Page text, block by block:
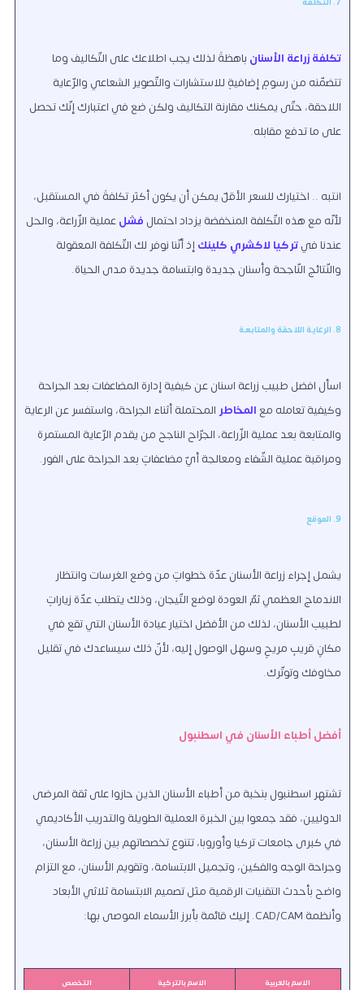
تكلفة زراعة الأسنان باهظةً لذلك يجب اطلاعك على التّكاليف وما
تتضمّنه من رسومٍ إضافيةٍ للاستشارات والتّصوير الشعاعي والرّعاية
اللاحقة، حتّى يمكنك مقارنة التكاليف ولكن ضع في اعتبارك إنّك تحصل
على ما تدفع مقابله.
انتبه .. اختيارك للسعر الأقلّ يمكن أن يكون أكثر تكلفةً في المستقبل،
لأنّه مع هذه التّكلفة المنخفضة يزداد احتمال فشلعملية الزّراعة، والحل
عندنا فيتركيا لاكشري كلينكإذ أنّنا نوفر لك التّكلفة المعقولة
والنّتائج النّاجحة وأسنان جديدة وابتسامة جديدة مدى الحياة.
8. الرعاية اللاحقة والمتابعة
اسأل افضل طبيب زراعة اسنان عن كيفية إدارة المضاعفات بعد الجراحة
وكيفية تعامله مع المخاطر المحتملة أثناء الجراحة، واستفسر عن الرعاية
والمتابعة بعد عملية الزّراعة، الجرّاح الناجح من يقدم الرّعاية المستمرة
ومراقبة عملية الشّفاء ومعالجة أيّ مضاعفاتٍ بعد الجراحة على الفور.
9. الموقع
يشمل إجراء زراعة الأسنان عدّة خطواتٍ من وضع الغرسات وانتظار
الاندماج العظمي ثمّ العودة لوضع التّيجان، وذلك يتطلب عدّة زياراتٍ
لطبيب الأسنان، لذلك من الأفضل اختيار عيادة الأسنان التي تقع في
مكانٍ قريبٍ مريحٍ وسهل الوصول إليه، لأنّ ذلك سيساعدك في تقليل
مخاوفك وتوتّرك.
أفضل أطباء الأسنان في اسطنبول
تشتهر اسطنبول بنخبة من أطباء الأسنان الذين حازوا على ثقة المرضى
الدوليين، فقد جمعوا بين الخبرة العملية الطويلة والتدريب الأكاديمي
في كبرى جامعات تركيا وأوروبا، تتنوع تخصصاتهم بين زراعة الأسنان،
وجراحة الوجه والفكين، وتجميل الابتسامة، وتقويم الأسنان، مع التزام
واضح بأحدث التقنيات الرقمية مثل تصميم الابتسامة ثلاثي الأبعاد
وأنظمة CAD/CAM. إليك قائمة بأبرز الأسماء الموصى بها:
الاسم بالعربية الاسم بالتركية التخصص